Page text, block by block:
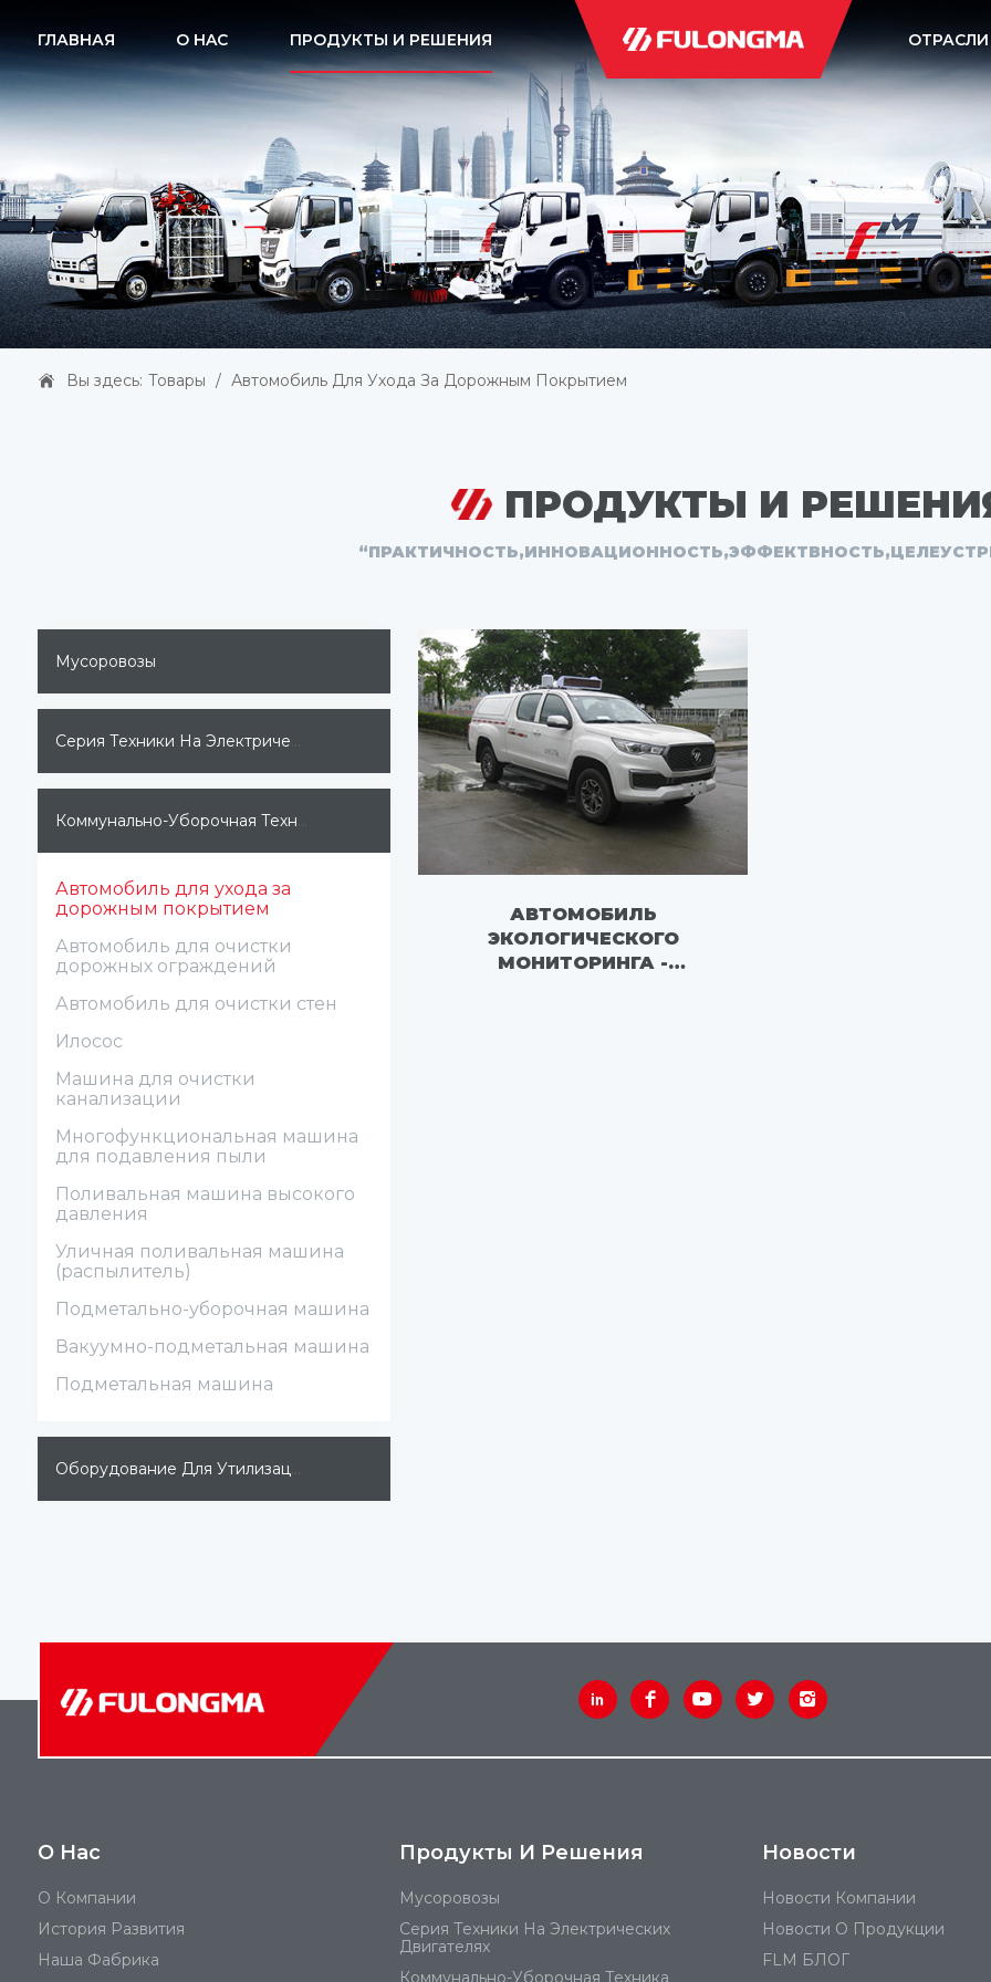
ГЛАВНАЯ O HAC ПРОДУКТЫ И РЕШЕНИЯ ОТРАСЛИ
Вы здесь: Товары / Автомобиль Для Ухода За Дорожным Покрытием
ПРОДУКТЫ И
Мусоровозы
Серия Техники На Электрических Двигателях
Коммунально-Уборочная Техника
Автомобиль для ухода за
дорожным покрытием
Автомобиль для очистки
дорожных ограждений
Автомобиль для очистки стен
Илосос
Машина для очистки
канализации
Многофункциональная машина
для подавления пыли
Поливальная машина высокого
давления
Уличная поливальная машина
(распылитель)
Подметально-уборочная машина
Вакуумно-подметальная машина
Подметальная машина
Оборудование Для Утилизации Мусора
АВТОМОБИЛЬ
ЭКОЛОГИЧЕСКОГО
МОНИТОРИНГА -
О Hас
О Компании
История Развития
Наша Фабрика
Продукты И Решения
Мусоровозы
Серия Техники На Электрических
Двигателях
Коммунально-Уборочная Техника
Новости
Новости Компании
Новости О Продукции
FLM БЛОГ